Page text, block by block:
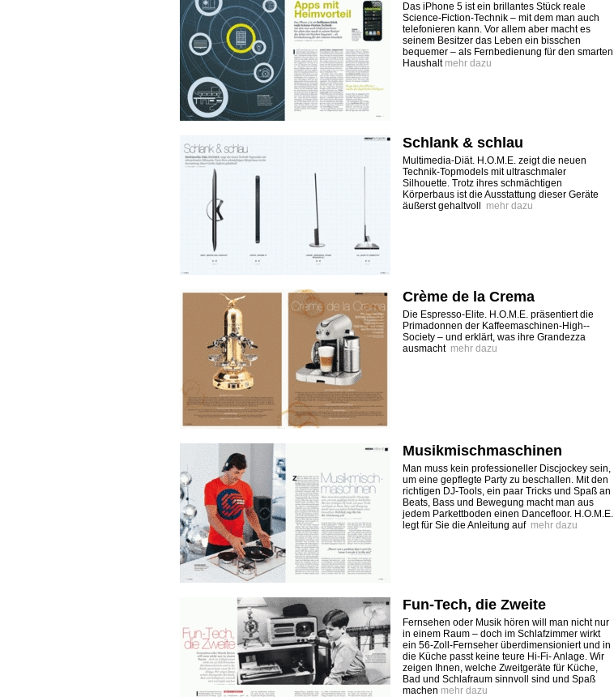
Das iPhone 5 ist ein brillantes Stück reale
Science-Fiction-Technik – mit dem man auch
telefonieren kann. Vor allem aber macht es
seinem Besitzer das Leben ein bisschen
bequemer – als Fernbedienung für den smarten
Haushalt mehr dazu
Schlank & schlau
Multimedia-Diät. H.O.M.E. zeigt die neuen
Technik-Topmodels mit ultraschmaler
Silhouette. Trotz ihres schmächtigen
Körperbaus ist die Ausstattung dieser Geräte
äußerst gehaltvoll mehr dazu
Crème de la Crema
Die Espresso-Elite. H.O.M.E. präsentiert die
Primadonnen der Kaffeemaschinen-High-­
Society – und erklärt, was ihre Grandezza
ausmacht mehr dazu
Musikmischmaschinen
Man muss kein professioneller Discjockey sein,
um eine gepflegte Party zu beschallen. Mit den
richtigen DJ-Tools, ein paar Tricks und Spaß an
Beats, Bass und Bewegung macht man aus
jedem Parkettboden einen Dancefloor. H.O.M.E.
legt für Sie die Anleitung auf mehr dazu
Fun-Tech, die Zweite
Fernsehen oder Musik hören will man nicht nur
in einem Raum – doch im Schlafzimmer wirkt
ein 56-Zoll-Fernseher überdimensioniert und in
die Küche passt keine teure Hi-Fi- Anlage. Wir
zeigen Ihnen, welche Zweitgeräte für Küche,
Bad und Schlafraum sinnvoll sind und Spaß
machen mehr dazu